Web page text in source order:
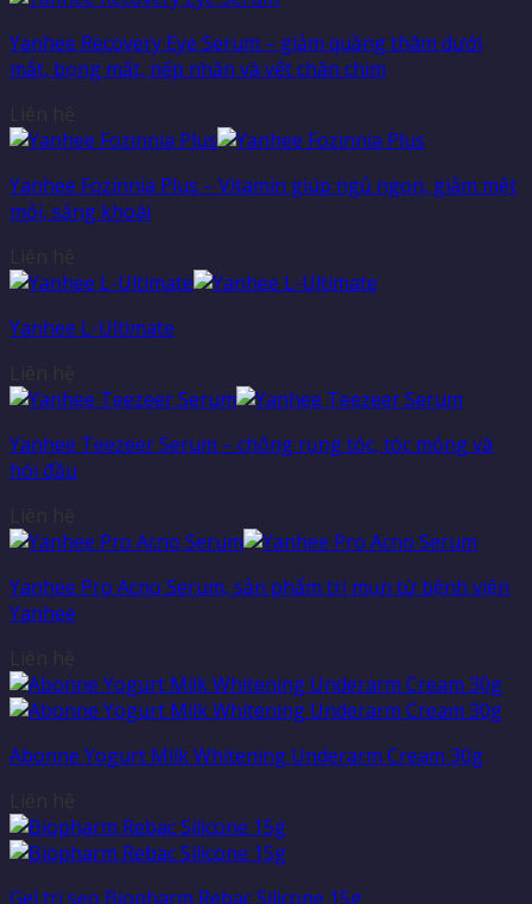
Yanhee Recovery Eye Serum – giảm quầng thâm dưới
mắt, bọng mắt, nếp nhăn và vết chân chim
Yanhee Fozinnia Plus – Vitamin giúp ngủ ngon, giảm mệt
mỏi, sảng khoái
Yanhee L-Ultimate
Yanhee Teezeer Serum – chống rụng tóc, tóc mỏng và
hói đầu
Yanhee Pro Acno Serum, sản phẩm trị mụn từ bệnh viện
Yanhee
Abonne Yogurt Milk Whitening Underarm Cream 30g
Gel trị sẹo Biopharm Rebac Silicone 15g